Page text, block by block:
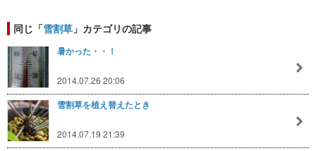
同じ「雪割草 」カテゴリの記事
暑かった・・！
2014.07.26 20:06
雪割草を植え替えたとき
2014.07.19 21:39